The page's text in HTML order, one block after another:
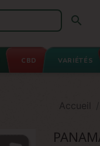

CBD VARIÉTÉS
Accueil